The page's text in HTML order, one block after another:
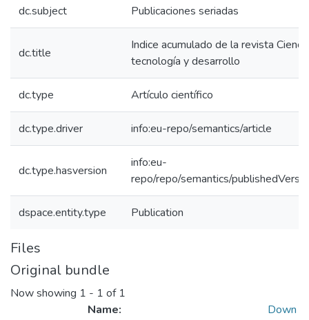
dc.subject Publicaciones seriadas
dc.title
Indice acumulado de la revista Ciencia
tecnología y desarrollo
dc.type Artículo científico
dc.type.driver info:eu-repo/semantics/article
dc.type.hasversion
info:eu-
repo/repo/semantics/
dspace.entity.type Publication
Files
Original bundle
Now showing 1 - 1 of 1
Name:
Down